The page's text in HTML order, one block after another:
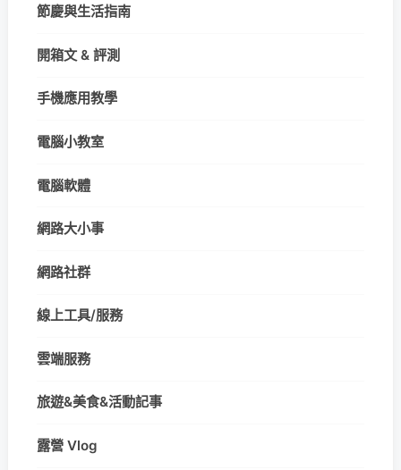
節慶與生活指南
開箱文 & 評測
手機應用教學
電腦小教室
電腦軟體
網路大小事
網路社群
線上工具/服務
雲端服務
旅遊&美食&活動記事
露營 Vlog